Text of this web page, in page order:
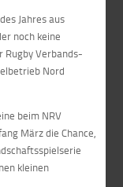
Jahres aus
noch keine
Rugby Verbands-
Nord
beim NRV
März die Chance,
kleinen